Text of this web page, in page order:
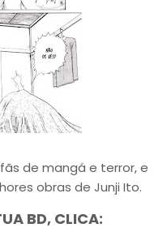
de mangá e terror, e
obras de Junji Ito.
BD, CLICA: